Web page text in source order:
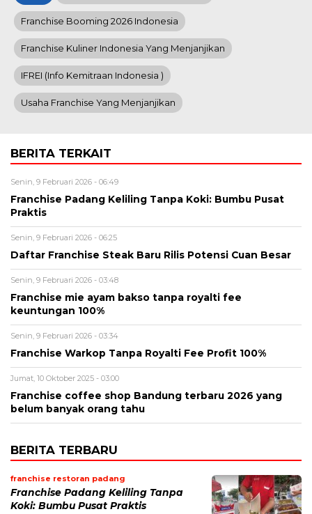
Franchise Booming 2026 Indonesia
Franchise Kuliner Indonesia Yang Menjanjikan
IFREI (info Kemitraan Indonesia )
Usaha Franchise Yang Menjanjikan
BERITA TERKAIT
Senin, 9 Februari 2026 - 06:49
Franchise Padang Keliling Tanpa Koki: Bumbu Pusat
Praktis
Senin, 9 Februari 2026 - 06:25
Daftar Franchise Steak Baru Rilis Potensi Cuan Besar
Senin, 9 Februari 2026 - 03:48
Franchise mie ayam bakso tanpa royalti fee
keuntungan 100%
Senin, 9 Februari 2026 - 03:34
Franchise Warkop Tanpa Royalti Fee Profit 100%
Jumat, 10 Oktober 2025 - 03:00
Franchise coffee shop Bandung terbaru 2026 yang
belum banyak orang tahu
BERITA TERBARU
franchise restoran padang
Franchise Padang Keliling Tanpa
Koki: Bumbu Pusat Praktis